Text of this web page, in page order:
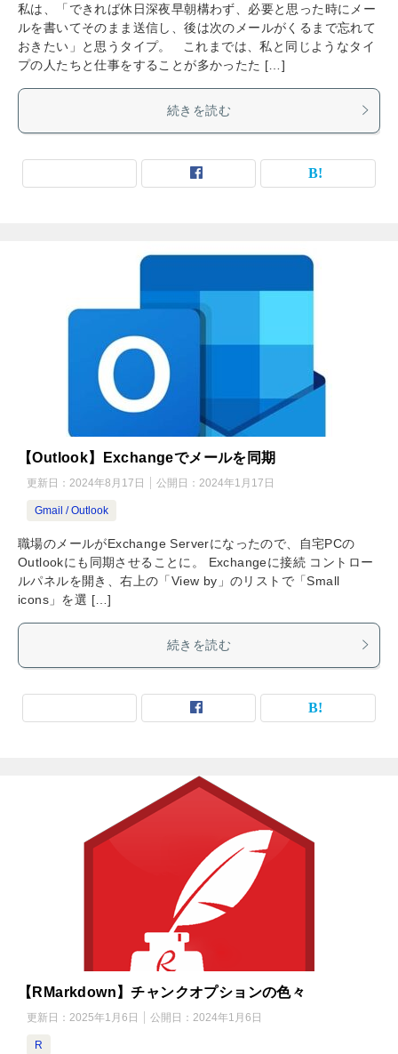
私は、「できれば休日深夜早朝構わず、必要と思った時にメー
ルを書いてそのまま送信し、後は次のメールがくるまで忘れて
おきたい」と思うタイプ。 これまでは、私と同じようなタイ
プの人たちと仕事をすることが多かったた […]
続きを読む
【Outlook】Exchangeでメールを同期
更新日： 2024年8月17日 公開日： 2024年1月17日
Gmail / Outlook
職場のメールがExchange Serverになったので、自宅PCの
Outlookにも同期させることに。 Exchangeに接続 コントロー
ルパネルを開き、右上の「View by」のリストで「Small
icons」を選 […]
続きを読む
【RMarkdown】チャンクオプションの色々
更新日： 2025年1月6日 公開日： 2024年1月6日
R